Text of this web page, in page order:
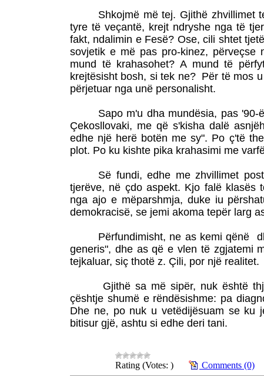
Shkojmë më tej. Gjithë zhvillimet
tyre të veçantë, krejt ndryshe nga të
fakt, ndalimin e Fesë? Ose, cili shtet
sovjetik e më pas pro-kinez, përveçse
mund të krahasohet? A mund të
krejtësisht bosh, si tek ne? Për të mos
përjetuar nga unë personalisht.
Sapo m'u dha mundësia, pas
Çekosllovaki, me që s'kisha dalë
edhe një herë botën me sy". Po ç'të
plot. Po ku kishte pika krahasimi me
Së fundi, edhe me zhvillimet
tjerëve, në çdo aspekt. Kjo falë klasës
nga ajo e mëparshmja, duke iu
demokracisë, se jemi akoma tepër larg
Përfundimisht, ne as kemi qënë
generis", dhe as që e vlen të zgjatemi
tejkaluar, siç thotë z. Çili, por një realitet.
Gjithë sa më sipër, nuk është
çështje shumë e rëndësishme: pa
Dhe ne, po nuk u vetëdijësuam se ku
bitisur gjë, ashtu si edhe deri tani.
Rating (Votes: ) Comments (0)